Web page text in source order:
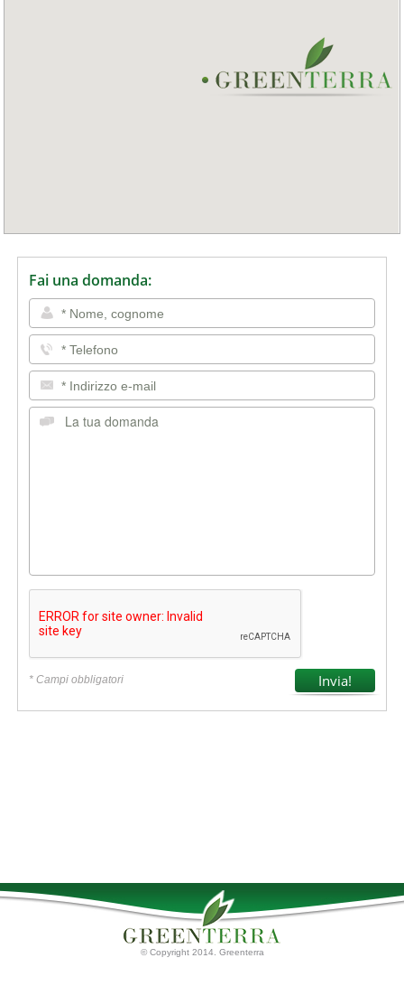
Fai una domanda:
* Campi obbligatori
© Copyright 2014. Greenterra